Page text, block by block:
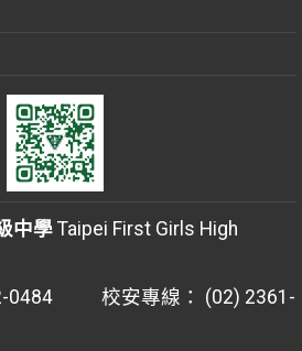
中學Taipei First Girls High
校安專線： (02) 2361-